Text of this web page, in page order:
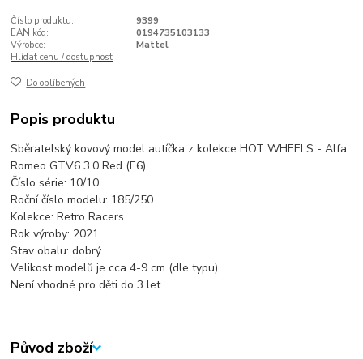
Číslo produktu:
9399
EAN kód:
0194735103133
Výrobce:
Mattel
Hlídat cenu / dostupnost
Do oblíbených
Popis produktu
Sběratelský kovový model autíčka z kolekce HOT WHEELS - Alfa
Romeo GTV6 3.0 Red (E6)
Číslo série: 10/10
Roční číslo modelu: 185/250
Kolekce: Retro Racers
Rok výroby: 2021
Stav obalu: dobrý
Velikost modelů je cca 4-9 cm (dle typu).
Není vhodné pro děti do 3 let.
Původ zboží